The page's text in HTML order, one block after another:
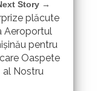
Story →
plăcute
Aeroportul
pentru
Oaspete
al Nostru